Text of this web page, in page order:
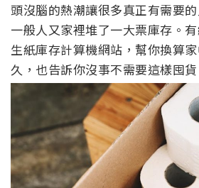
頭沒腦的熱潮讓很多真正有需要
一般人又家裡堆了一大票庫存。
生紙庫存計算機網站，幫你換算
久，也告訴你沒事不需要這樣囤貨